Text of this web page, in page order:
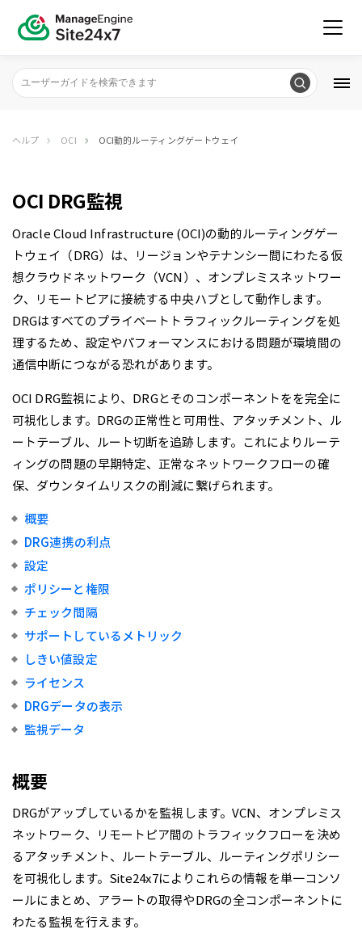
ヘルプ OCI OCI動的ルーティングゲートウェイ
OCI DRG監視
Oracle Cloud Infrastructure (OCI)の動的ルーティングゲー
トウェイ（DRG）は、リージョンやテナンシー間にわたる仮
想クラウドネットワーク（VCN）、オンプレミスネットワー
ク、リモートピアに接続する中央ハブとして動作します。
DRGはすべてのプライベートトラフィックルーティングを処
理するため、設定やパフォーマンスにおける問題が環境間の
通信中断につながる恐れがあります。
OCI DRG監視により、DRGとそのコンポーネントをを完全に
可視化します。DRGの正常性と可用性、アタッチメント、ル
ートテーブル、ルート切断を追跡します。これによりルーテ
ィングの問題の早期特定、正常なネットワークフローの確
保、ダウンタイムリスクの削減に繋げられます。
概要
DRG連携の利点
設定
ポリシーと権限
チェック間隔
サポートしているメトリック
しきい値設定
ライセンス
DRGデータの表示
監視データ
概要
DRGがアップしているかを監視します。VCN、オンプレミス
ネットワーク、リモートピア間のトラフィックフローを決め
るアタッチメント、ルートテーブル、ルーティングポリシー
を可視化します。Site24x7によりこれらの情報を単一コンソ
ールにまとめ、アラートの取得やDRGの全コンポーネントに
わたる監視を行えます。